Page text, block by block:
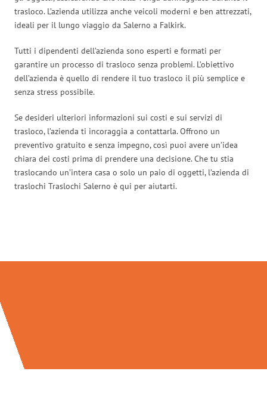
trasloco. L’azienda utilizza anche veicoli moderni e ben attrezzati,
ideali per il lungo viaggio da Salerno a Falkirk.
Tutti i dipendenti dell’azienda sono esperti e formati per
garantire un processo di trasloco senza problemi. L’obiettivo
dell’azienda è quello di rendere il tuo trasloco il più semplice e
senza stress possibile.
Se desideri ulteriori informazioni sui costi e sui servizi di
trasloco, l’azienda ti incoraggia a contattarla. Offrono un
preventivo gratuito e senza impegno, così puoi avere un’idea
chiara dei costi prima di prendere una decisione. Che tu stia
traslocando un’intera casa o solo un paio di oggetti, l’azienda di
traslochi Traslochi Salerno è qui per aiutarti.